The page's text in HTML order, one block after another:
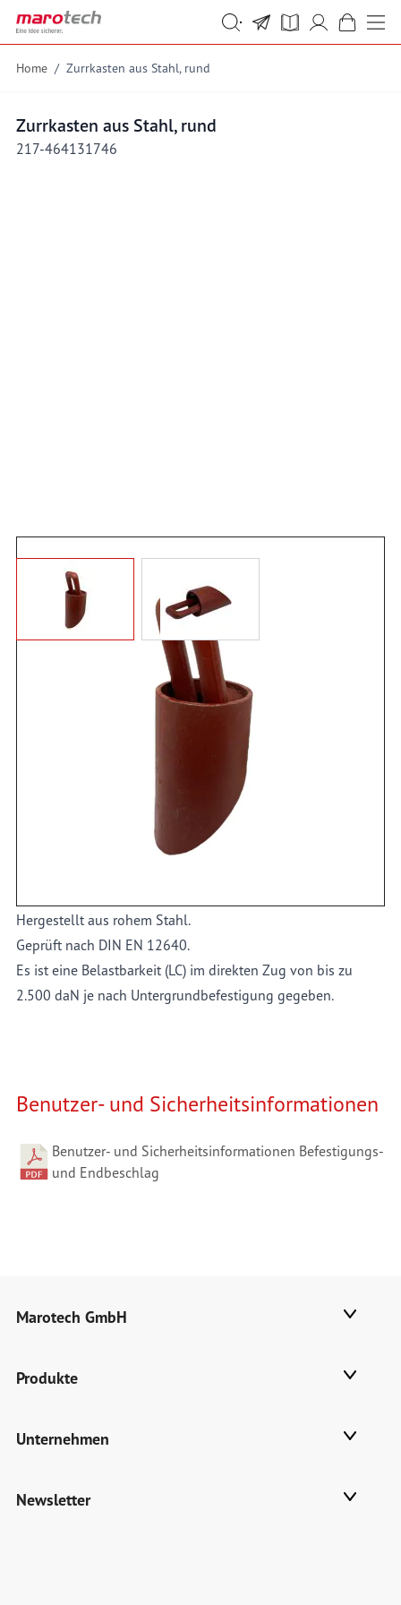
Skip to Content
Suche
Suche
Home / Zurrkasten aus Stahl, rund
Zurrkasten aus Stahl, rund
217-464131746
Angebot anfordern
Geprüfter runder Zurrkasten aus rohem Stahl.
Hergestellt aus rohem Stahl.
Geprüft nach DIN EN 12640.
Es ist eine Belastbarkeit (LC) im direkten Zug von bis zu
2.500 daN je nach Untergrundbefestigung gegeben.
Benutzer- und Sicherheitsinformationen
Benutzer- und Sicherheitsinformationen Befestigungs-
und Endbeschlag
Marotech GmbH
Produkte
Unternehmen
Newsletter